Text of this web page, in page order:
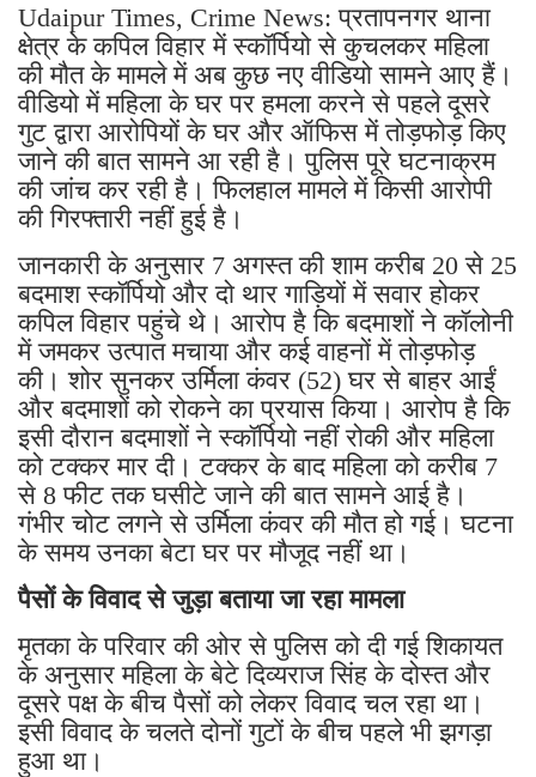
Udaipur Times, Crime News: प्रतापनगर थाना
क्षेत्र के कपिल विहार में स्कॉर्पियो से कुचलकर महिला
की मौत के मामले में अब कुछ नए वीडियो सामने आए हैं।
वीडियो में महिला के घर पर हमला करने से पहले दूसरे
गुट द्वारा आरोपियों के घर और ऑफिस में तोड़फोड़ किए
जाने की बात सामने आ रही है। पुलिस पूरे घटनाक्रम
की जांच कर रही है। फिलहाल मामले में किसी आरोपी
की गिरफ्तारी नहीं हुई है।
जानकारी के अनुसार 7 अगस्त की शाम करीब 20 से 25
बदमाश स्कॉर्पियो और दो थार गाड़ियों में सवार होकर
कपिल विहार पहुंचे थे। आरोप है कि बदमाशों ने कॉलोनी
में जमकर उत्पात मचाया और कई वाहनों में तोड़फोड़
की। शोर सुनकर उर्मिला कंवर (52) घर से बाहर आईं
और बदमाशों को रोकने का प्रयास किया। आरोप है कि
इसी दौरान बदमाशों ने स्कॉर्पियो नहीं रोकी और महिला
को टक्कर मार दी। टक्कर के बाद महिला को करीब 7
से 8 फीट तक घसीटे जाने की बात सामने आई है।
गंभीर चोट लगने से उर्मिला कंवर की मौत हो गई। घटना
के समय उनका बेटा घर पर मौजूद नहीं था।
पैसों के विवाद से जुड़ा बताया जा रहा मामला
मृतका के परिवार की ओर से पुलिस को दी गई शिकायत
के अनुसार महिला के बेटे दिव्यराज सिंह के दोस्त और
दूसरे पक्ष के बीच पैसों को लेकर विवाद चल रहा था।
इसी विवाद के चलते दोनों गुटों के बीच पहले भी झगड़ा
हुआ था।